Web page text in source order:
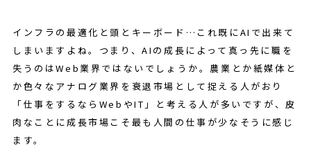
インフラの最適化と頭とキーボード…これ既にAIで出来て
しまいますよね。つまり、AIの成長によって真っ先に職を
失うのはWeb業界ではないでしょうか。農業とか紙媒体と
か色々なアナログ業界を衰退市場として捉える人がおり
「仕事をするならWebやIT」と考える人が多いですが、皮
肉なことに成長市場こそ最も人間の仕事が少なそうに感じ
ます。